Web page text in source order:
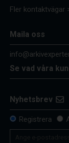
Fler kontaktvägar
Maila oss
Se vad våra
Nyhetsbrev
Registrera